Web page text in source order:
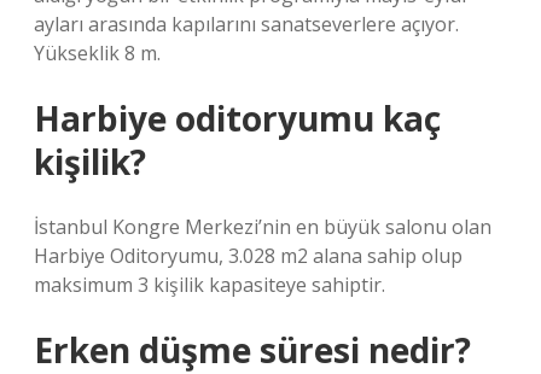
ayları arasında kapılarını sanatseverlere açıyor.
Yükseklik 8 m.
Harbiye oditoryumu kaç
kişilik?
İstanbul Kongre Merkezi’nin en büyük salonu olan
Harbiye Oditoryumu, 3.028 m2 alana sahip olup
maksimum 3 kişilik kapasiteye sahiptir.
Erken düşme süresi nedir?